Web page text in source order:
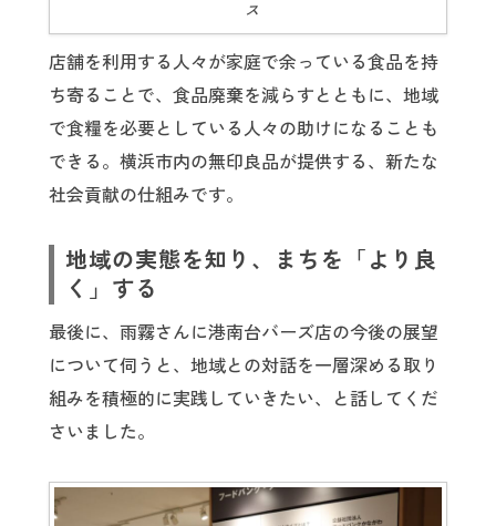
ス
店舗を利用する人々が家庭で余っている食品を持
ち寄ることで、食品廃棄を減らすとともに、地域
で食糧を必要としている人々の助けになることも
できる。横浜市内の無印良品が提供する、新たな
社会貢献の仕組みです。
地域の実態を知り、まちを「より良
く」する
最後に、雨霧さんに港南台バーズ店の今後の展望
について伺うと、地域との対話を一層深める取り
組みを積極的に実践していきたい、と話してくだ
さいました。